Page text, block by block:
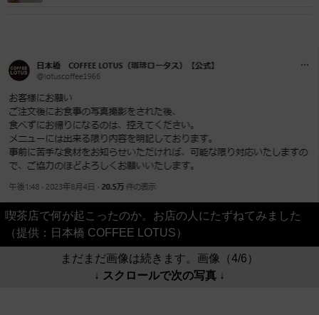
喫茶店で何が起こったのか。お店の人にたずねてみました
（提供：日本橋 COFFEE LOTUS）
まだまだ画像は続きます。画像（4/6）
↓ スクロールで次の写真 ↓